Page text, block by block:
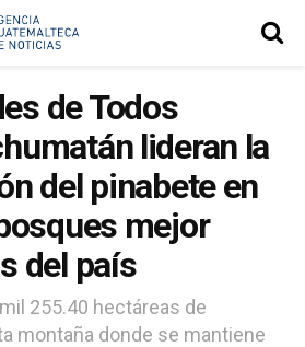
de Todos
lideran la
del pinabete en
mejor
del país
255.40 hectáreas de
montaña donde se mantiene